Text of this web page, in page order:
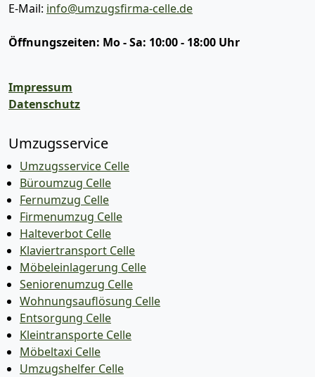
E-Mail: info@umzugsfirma-celle.de
Öffnungszeiten: Mo - Sa: 10:00 - 18:00 Uhr
Impressum
Datenschutz
Umzugsservice
Umzugsservice Celle
Büroumzug Celle
Fernumzug Celle
Firmenumzug Celle
Halteverbot Celle
Klaviertransport Celle
Möbeleinlagerung Celle
Seniorenumzug Celle
Wohnungsauflösung Celle
Entsorgung Celle
Kleintransporte Celle
Möbeltaxi Celle
Umzugshelfer Celle